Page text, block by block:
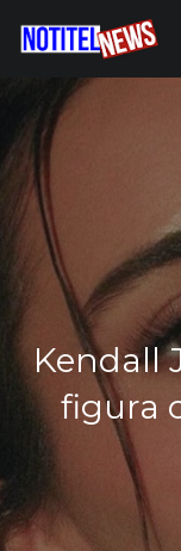
Kendall
figura